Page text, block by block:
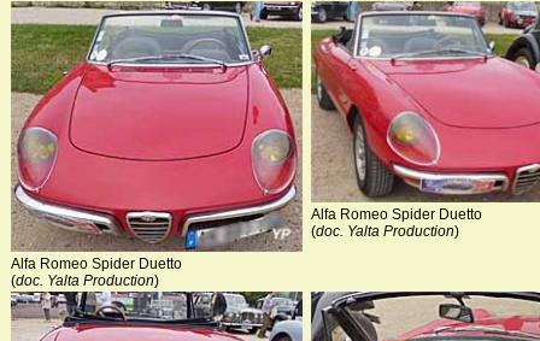
Alfa Romeo Spider Duetto
(doc. Yalta Production)
Alfa Romeo Spider Duetto
(doc. Yalta Production)